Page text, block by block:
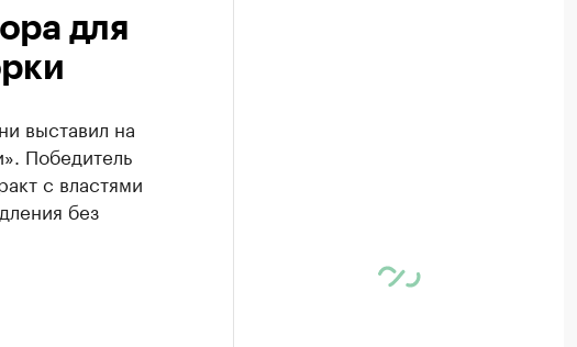
для
выставил на
Победитель
с властями
без